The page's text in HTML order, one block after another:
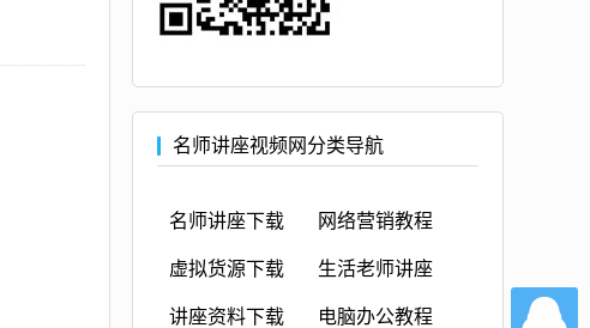
名师讲座视频网分类导航
名师讲座下载 网络营销教程
虚拟货源下载 生活老师讲座
讲座资料下载 电脑办公教程